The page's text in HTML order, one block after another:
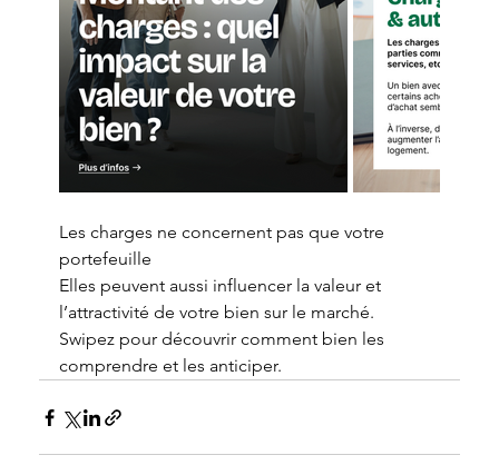
Les charges ne concernent pas que votre
portefeuille
Elles peuvent aussi influencer la valeur et
l’attractivité de votre bien sur le marché.
Swipez pour découvrir comment bien les
comprendre et les anticiper.